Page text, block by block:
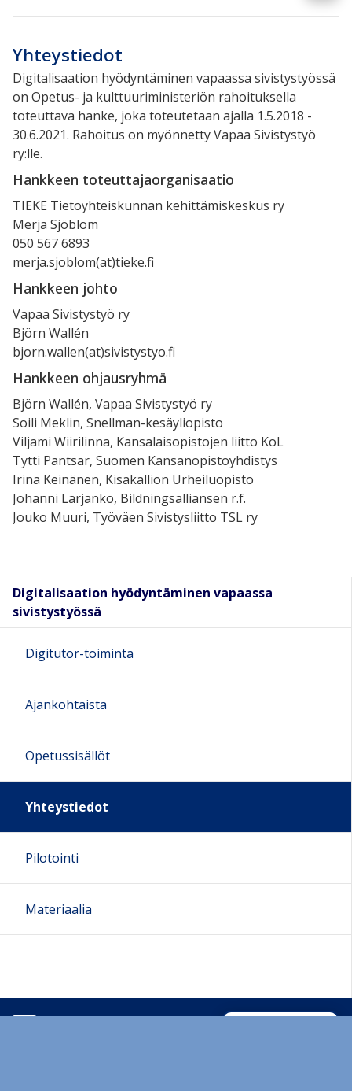
Yhteystiedot
Digitalisaation hyödyntäminen vapaassa sivistystyössä
on Opetus- ja kulttuuriministeriön rahoituksella
toteuttava hanke, joka toteutetaan ajalla 1.5.2018 -
30.6.2021. Rahoitus on myönnetty Vapaa Sivistystyö
ry:lle.
Hankkeen toteuttajaorganisaatio
TIEKE Tietoyhteiskunnan kehittämiskeskus ry
Merja Sjöblom
050 567 6893
merja.sjoblom(at)tieke.fi
Hankkeen johto
Vapaa Sivistystyö ry
Björn Wallén
bjorn.wallen(at)sivistystyo.fi
Hankkeen ohjausryhmä
Björn Wallén, Vapaa Sivistystyö ry
Soili Meklin, Snellman-kesäyliopisto
Viljami Wiirilinna, Kansalaisopistojen liitto KoL
Tytti Pantsar, Suomen Kansanopistoyhdistys
Irina Keinänen, Kisakallion Urheiluopisto
Johanni Larjanko, Bildningsalliansen r.f.
Jouko Muuri, Työväen Sivistysliitto TSL ry
Digitalisaation hyödyntäminen vapaassa
sivistystyössä
Digitutor-toiminta
Ajankohtaista
Opetussisällöt
Yhteystiedot
Pilotointi
Materiaalia